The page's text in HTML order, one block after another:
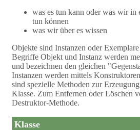
was es tun kann oder was wir in
tun können
was wir über es wissen
Objekte sind Instanzen oder
Begriffe Objekt und Instanz werden
und bezeichnen den gleichen
Instanzen werden mittels
sind spezielle Methoden zur
Klasse. Zum Entfernen oder Löschen
Destruktor-Methode.
Klasse